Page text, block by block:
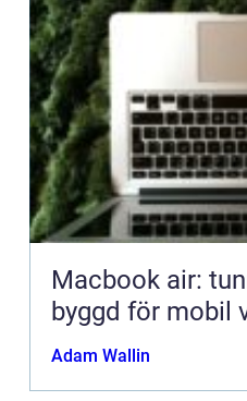
Macbook air:
byggd för mobil
Adam Wallin